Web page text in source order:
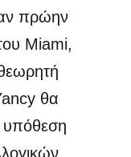
πρώην
Miami,
θα
υπόθεση